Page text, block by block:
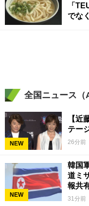
「
でな
全国ニュース（
NEW
【近
テー
26分前
NEW
韓国
道ミ
報共
31分前